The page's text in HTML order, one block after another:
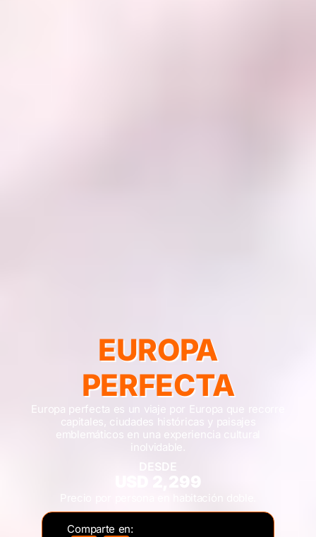
EUROPA
PERFECTA
Europa perfecta es un viaje por Europa que recorre
capitales, ciudades históricas y paisajes
emblemáticos en una experiencia cultural
inolvidable.
DESDE
Comparte en: